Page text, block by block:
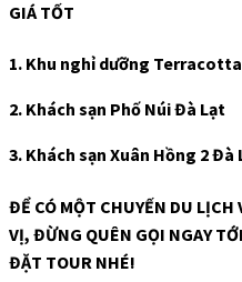
GIÁ TỐT
1. Khu nghỉ dưỡng
2. Khách sạn Phố Núi Đà Lạt
3. Khách sạn Xuân Hồng 2 Đà
ĐỂ CÓ MỘT CHUYẾN DU
VỊ, ĐỪNG QUÊN GỌI NGAY
ĐẶT TOUR NHÉ!